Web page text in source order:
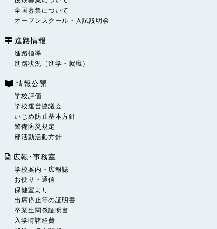
全国募集について
オープンスクール・入試説明会
進路情報
進路指導
進路状況（進学・就職）
情報公開
学校評価
学校運営協議会
いじめ防止基本方針
警備防災規定
部活動活動方針
広報･事務室
学校案内・広報誌
お便り・通信
保健室より
出席停止等の証明書
卒業生関係証明書
入学時諸経費